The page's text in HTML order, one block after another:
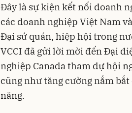
Đây là sự kiện kết nối doanh
các doanh nghiệp Việt Nam
Đại sứ quán, hiệp hội trong
VCCI đã gửi lời mời đến Đại
nghiệp Canada tham dự hội
cũng như tăng cường nắm
năng.